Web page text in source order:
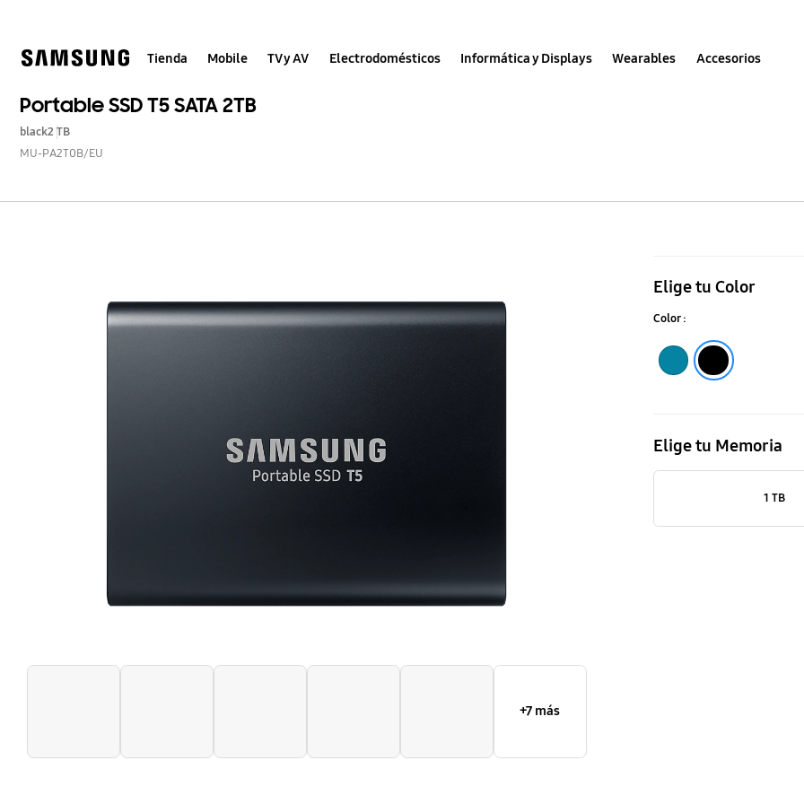
Tienda Mobile TV y AV Electrodomésticos Informática y Displays Wearables Accesorios
Portable SSD T5 SATA 2TB
black2 TB
MU-PA2T0B/EU
T5
SATA
2TB
+7 más
Elige tu Color
Color :
Elige tu Memoria
1 TB